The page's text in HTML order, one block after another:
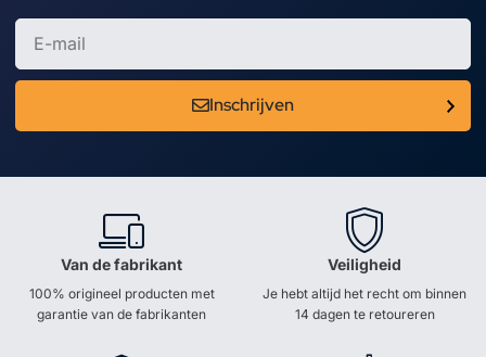
Inschrijven
Van de fabrikant
100% origineel producten met
garantie van de fabrikanten
Veiligheid
Je hebt altijd het recht om binnen
14 dagen te retoureren